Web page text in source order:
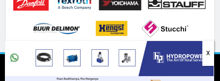
Copyright 2020 HydraulicHose.id All Rights Reserved.